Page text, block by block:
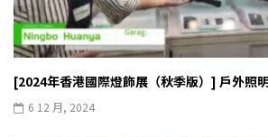
[2024年香港國際燈飾展（秋季版）] 戶外照
6 12 月, 2024